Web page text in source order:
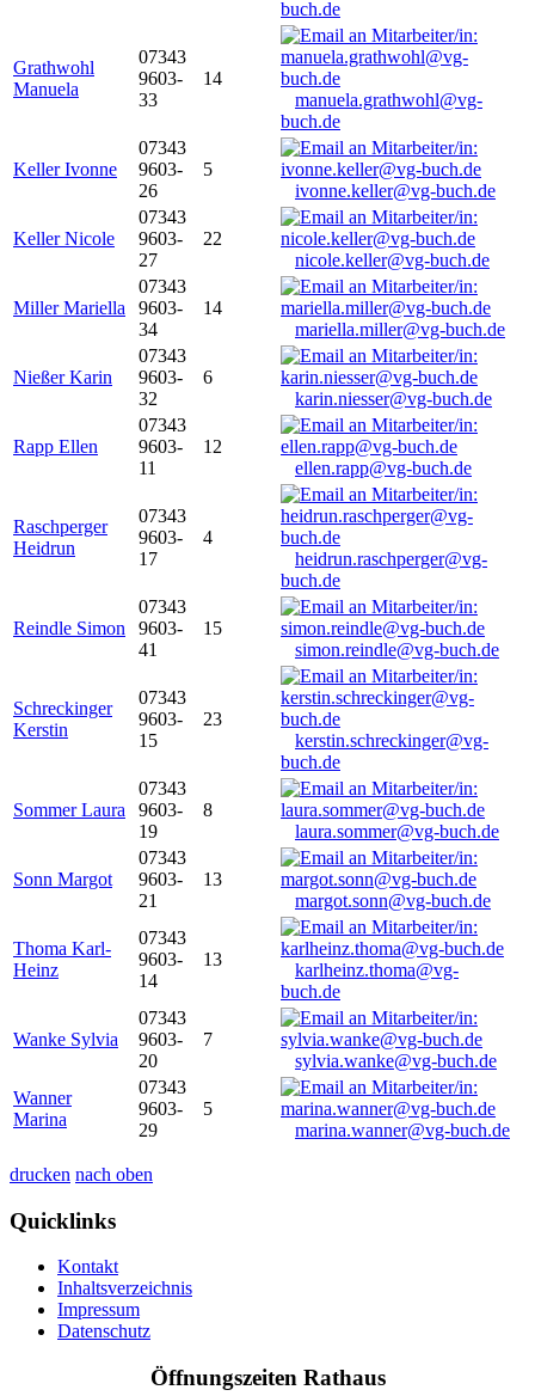
buch.de
Grathwohl
Manuela
07343
9603-
33
14
manuela.grathwohl@vg-
buch.de
Keller Ivonne
07343
9603-
26
5
ivonne.keller@vg-buch.de
Keller Nicole
07343
9603-
27
22
nicole.keller@vg-buch.de
Miller Mariella
07343
9603-
34
14
mariella.miller@vg-buch.de
Nießer Karin
07343
9603-
32
6
karin.niesser@vg-buch.de
Rapp Ellen
07343
9603-
11
12
ellen.rapp@vg-buch.de
Raschperger
Heidrun
07343
9603-
17
4
heidrun.raschperger@vg-
buch.de
Reindle Simon
07343
9603-
41
15
simon.reindle@vg-buch.de
Schreckinger
Kerstin
07343
9603-
15
23
kerstin.schreckinger@vg-
buch.de
Sommer Laura
07343
9603-
19
8
laura.sommer@vg-buch.de
Sonn Margot
07343
9603-
21
13
margot.sonn@vg-buch.de
Thoma Karl-
Heinz
07343
9603-
14
13
karlheinz.thoma@vg-
buch.de
Wanke Sylvia
07343
9603-
20
7
sylvia.wanke@vg-buch.de
Wanner
Marina
07343
9603-
29
5
marina.wanner@vg-buch.de
drucken nach oben
Quicklinks
Kontakt
Inhaltsverzeichnis
Impressum
Datenschutz
Öffnungszeiten Rathaus